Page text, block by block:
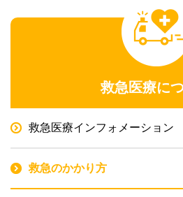
救急医療に
救急医療インフォメーション
救急のかかり方